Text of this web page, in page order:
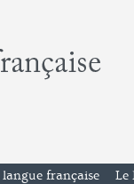
langue française Le